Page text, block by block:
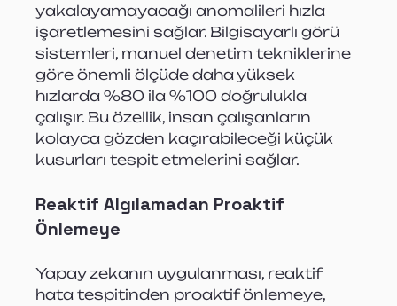
yakalayamayacağı anomalileri hızla
işaretlemesini sağlar. Bilgisayarlı görü
sistemleri, manuel denetim tekniklerine
göre önemli ölçüde daha yüksek
hızlarda %80 ila %100 doğrulukla
çalışır. Bu özellik, insan çalışanların
kolayca gözden kaçırabileceği küçük
kusurları tespit etmelerini sağlar.
Reaktif Algılamadan Proaktif
Önlemeye
Yapay zekanın uygulanması, reaktif
hata tespitinden proaktif önlemeye,